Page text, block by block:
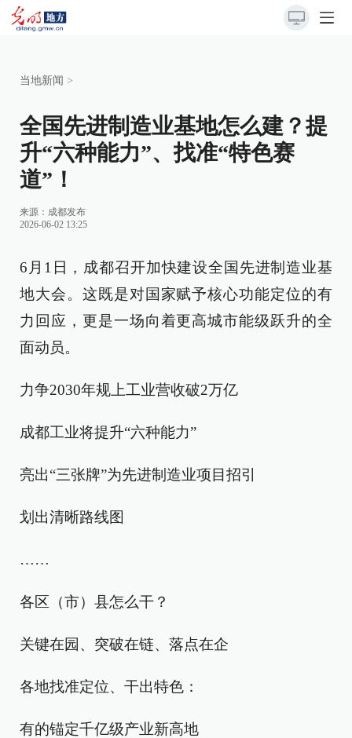
当地新闻 >
全国先进制造业基地怎么建？提
升“六种能力”、找准“特色赛
道”！
来源： 成都发布
2026-06-02 13:25
6月1日，成都召开加快建设全国先进制造业基
地大会。这既是对国家赋予核心功能定位的有
力回应，更是一场向着更高城市能级跃升的全
面动员。
力争2030年规上工业营收破2万亿
成都工业将提升“六种能力”
亮出“三张牌”为先进制造业项目招引
划出清晰路线图
……
各区（市）县怎么干？
关键在园、突破在链、落点在企
各地找准定位、干出特色：
有的锚定千亿级产业新高地